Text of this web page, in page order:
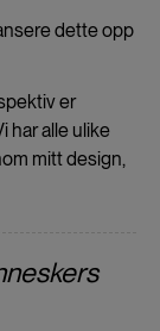
dette opp
er
har alle ulike
mitt design,